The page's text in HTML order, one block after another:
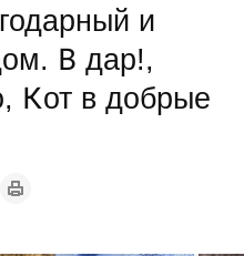
и
В дар!,
Кот в добрые